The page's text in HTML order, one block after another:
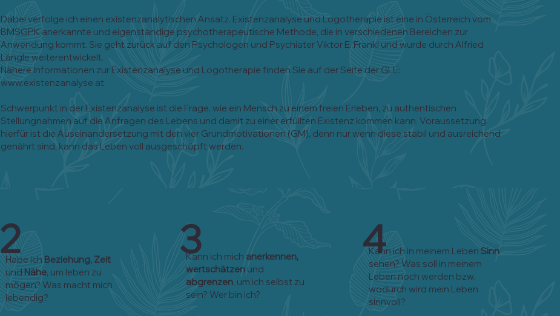
Dabei verfolge ich einen existenzanalytischen Ansatz. Existenzanalyse und Logotherapie ist eine in Österreich vom
BMSGPK anerkannte und eigenständige psychotherapeutische Methode, die in verschiedenen Bereichen zur
Anwendung kommt. Sie geht zurück auf den Psychologen und Psychiater Viktor E. Frankl und wurde durch Alfried
Längle weiterentwickelt.
Nähere Informationen zur Existenzanalyse und Logotherapie finden Sie auf der Seite der GLE:
www.existenzanalyse.at
Schwerpunkt in der Existenzanalyse ist die Frage, wie ein Mensch zu einem freien Erleben, zu authentischen
Stellungnahmen auf die Anfragen des Lebens und damit zu einer erfüllten Existenz kommen kann. Voraussetzung
hierfür ist die Auseinandersetzung mit den vier Grundmotivationen (GM), denn nur wenn diese stabil und ausreichend
genährt sind, kann das Leben voll ausgeschöpft werden.
3
Kann ich mich anerkennen,
wertschätzen und
abgrenzen, um ich selbst zu
sein? Wer bin ich?
2
Habe ich Beziehung, Zeit
und Nähe, um leben zu
mögen? Was macht mich
lebendig?
4
Kann ich in meinem LebenSinn
sehen? Was soll in meinem
Leben noch werden bzw.
wodurch wird mein Leben
sinnvoll?